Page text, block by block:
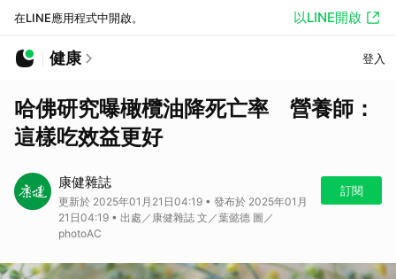
在LINE應用程式中開啟。 以LINE開啟
健康 登入
哈佛研究曝橄欖油降死亡率 營養師：
這樣吃效益更好
康健雜誌
更新於 2025年01月21日04:19 • 發布於 2025年01月
21日04:19 • 出處／康健雜誌 文／葉懿德 圖／
photoAC
訂閱